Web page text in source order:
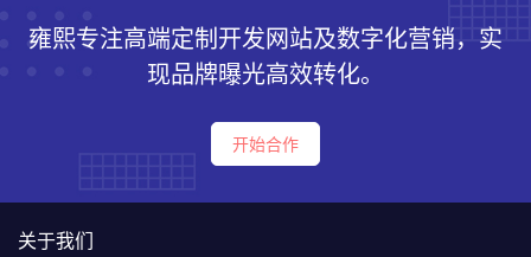
雍熙专注高端定制开发网站及数字化营销，实
现品牌曝光高效转化。
开始合作
关于我们